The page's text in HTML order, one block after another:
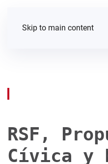
Skip to main content
RSF,
Cívica y